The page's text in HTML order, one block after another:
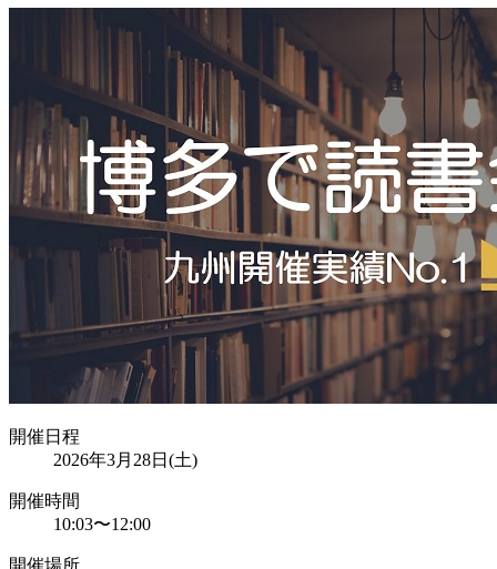
開催日程
2026年3月28日(土)
開催時間
10:03〜12:00
開催場所